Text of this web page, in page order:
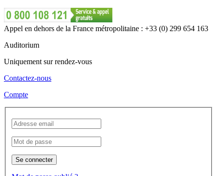
Appel en dehors de la France métropolitaine : +33 (0) 299 654 163
Auditorium
Uniquement sur rendez-vous
Contactez-nous
Compte
Se connecter